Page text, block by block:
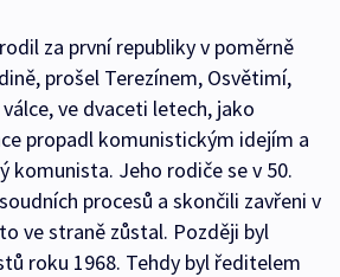
za první republiky v poměrně
prošel Terezínem, Osvětimí,
ve dvaceti letech, jako
propadl komunistickým idejím a
komunista. Jeho rodiče se v 50.
procesů a skončili zavřeni v
ve straně zůstal. Později byl
roku 1968. Tehdy byl ředitelem